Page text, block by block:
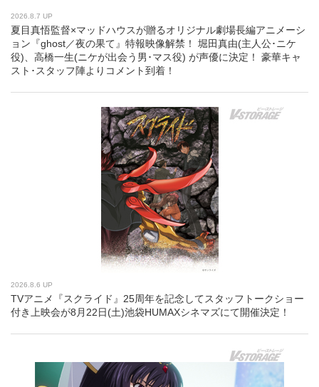
2026.8.7 UP
夏目真悟監督×マッドハウスが贈るオリジナル劇場長編アニメーシ
ョン『ghost／夜の果て』特報映像解禁！ 堀田真由(主人公･ニケ
役)、高橋一生(ニケが出会う男･マス役) が声優に決定！ 豪華キャ
スト･スタッフ陣よりコメント到着！
2026.8.6 UP
TVアニメ『スクライド』25周年を記念してスタッフトークショー
付き上映会が8月22日(土)池袋HUMAXシネマズにて開催決定！